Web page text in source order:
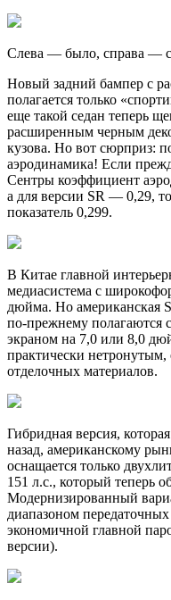
Слева — было, справа —
Новый задний бампер с
полагается только
еще такой седан теперь
расширенным черным
кузова. Но вот сюрприз:
аэродинамика! Если
Сентры коэффициент
а для версии SR — 0,29,
показатель 0,299.
В Китае главной
медиасистема с
дюйма. Но американская
по-прежнему полагаются
экраном на 7,0 или 8,0
практически нетронутым,
отделочных материалов.
Гибридная версия,
назад, американскому
оснащается только
151 л.с., который теперь
Модернизированный
диапазоном
экономичной главной
версии).